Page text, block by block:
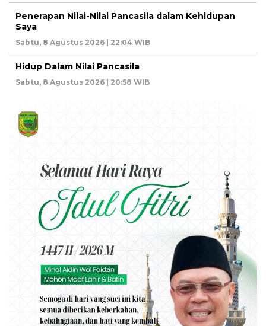
Penerapan Nilai-Nilai Pancasila dalam Kehidupan
Saya
Sabtu, 8 Agustus 2026 | 22:04 WIB
Hidup Dalam Nilai Pancasila
Sabtu, 8 Agustus 2026 | 20:58 WIB